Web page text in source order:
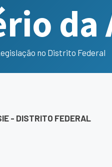
no Distrito Federal
- DISTRITO FEDERAL